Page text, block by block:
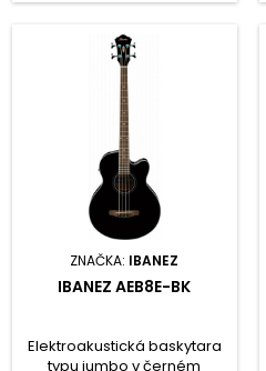
ZNAČKA: IBANEZ
IBANEZ AEB8E-BK
Elektroakustická baskytara
typu jumbo v černém